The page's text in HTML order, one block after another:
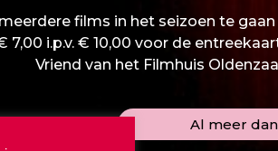
films in het seizoen te
7,00 i.p.v. € 10,00 voor de
Vriend van het Filmhuis
Al meer dan